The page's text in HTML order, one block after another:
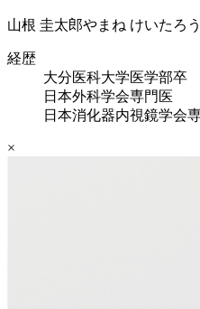
山根 圭太郎やまね けいたろう
経歴
大分医科大学医学部卒
日本外科学会専門医
日本消化器内視鏡学会
×